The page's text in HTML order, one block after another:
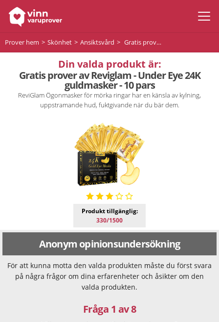
Prover hem Skönhet Ansiktsvård Gratis prover av Reviglam - Under Eye 24K guldmasker - 10 pars
Din valda produkt är:
Gratis prover av Reviglam - Under Eye 24K
guldmasker - 10 pars
ReviGlam Ögonmasker för mörka ringar har en känsla av kylning,
uppstramande hud, fuktgivande när du bär dem.
Produkt tillgänglig:
330/1500
Anonym opinionsundersökning
För att kunna motta den valda produkten måste du först svara
på några frågor om dina erfarenheter och åsikter om den
valda produkten.
Fråga 1 av 8